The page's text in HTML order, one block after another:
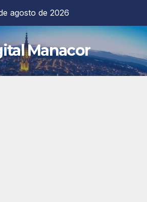
agosto de 2026
Manacor